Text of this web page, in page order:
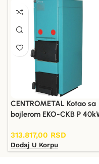
CENTROMETAL Kotao sa
bojlerom EKO-CKB P
313.817,00 RSD
Dodaj U Korpu